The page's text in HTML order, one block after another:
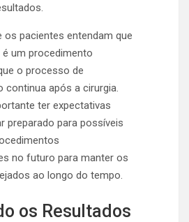
os pacientes entendam que
um procedimento
o processo de
continua após a cirurgia.
ter expectativas
preparado para possíveis
no futuro para manter os
ao longo do tempo.
os Resultados